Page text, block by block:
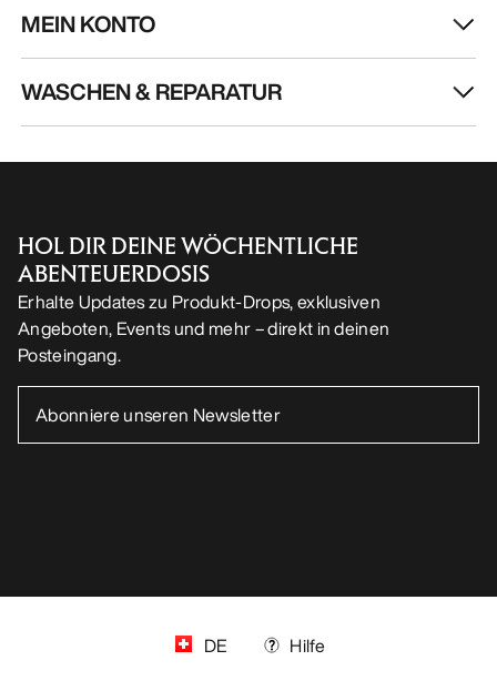
MEIN KONTO
WASCHEN & REPARATUR
HOL DIR DEINE WÖCHENTLICHE
ABENTEUERDOSIS
Erhalte Updates zu Produkt-Drops, exklusiven
Angeboten, Events und mehr – direkt in deinen
Posteingang.
DE Hilfe